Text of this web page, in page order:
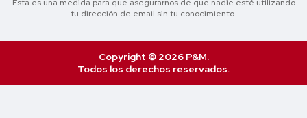
Esta es una medida para que asegurarnos de que nadie esté utilizando
tu dirección de email sin tu conocimiento.
Copyright © 2026 P&M.
Todos los derechos reservados.